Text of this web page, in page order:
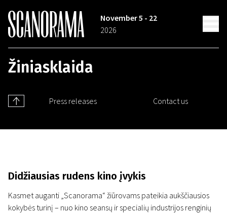
November 5 - 22
2026
Žiniasklaida
Press releases Contact us
Didžiausias rudens kino įvykis
Kasmet auganti „Scanorama“ žiūrovams pateikia aukščiausios
kokybės turinį – nuo kino seansų ir specialių industrijos renginių